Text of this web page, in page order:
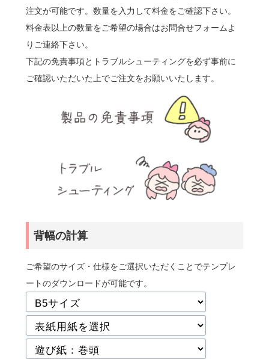
注文が可能です。数量を入力して料金をご確認下さい。
料金表以上の数量をご希望の場合はお問合せフォームよ
りご連絡下さい。
下記の免責事項とトラブルシューティングを必ず事前に
ご確認いただいた上でご注文をお願いいたします。
背幅の計算
ご希望のサイズ・仕様をご選択いただくことでテンプレ
ートのダウンロードが可能です。